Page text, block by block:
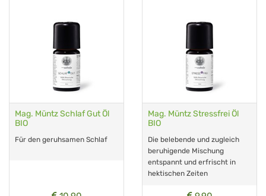
Mag. Müntz Schlaf Gut Öl
BIO
Für den geruhsamen Schlaf
Mag. Müntz Stressfrei Öl
BIO
Die belebende und zugleich
beruhigende Mischung
entspannt und erfrischt in
hektischen Zeiten